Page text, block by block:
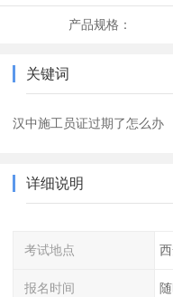
产品规格：
关键词
汉中施工员证过期了怎么办
详细说明
考试地点
报名时间